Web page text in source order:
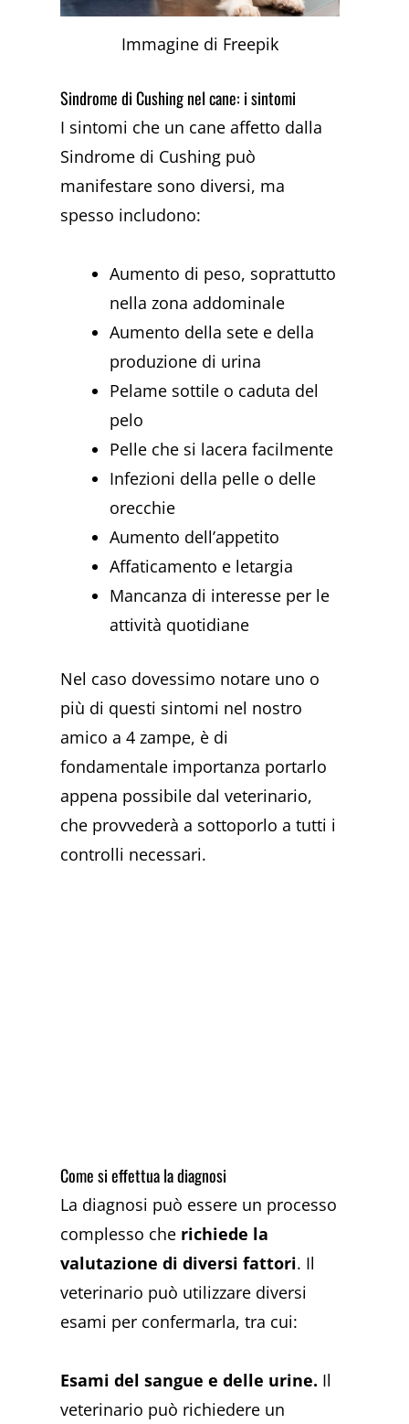
Immagine di Freepik
Sindrome di Cushing nel cane: i sintomi
I sintomi che un cane affetto dalla
Sindrome di Cushing può
manifestare sono diversi, ma
spesso includono:
Aumento di peso, soprattutto
nella zona addominale
Aumento della sete e della
produzione di urina
Pelame sottile o caduta del
pelo
Pelle che si lacera facilmente
Infezioni della pelle o delle
orecchie
Aumento dell’appetito
Affaticamento e letargia
Mancanza di interesse per le
attività quotidiane
Nel caso dovessimo notare uno o
più di questi sintomi nel nostro
amico a 4 zampe, è di
fondamentale importanza portarlo
appena possibile dal veterinario,
che provvederà a sottoporlo a tutti i
controlli necessari.
Come si effettua la diagnosi
La diagnosi può essere un processo
complesso che richiede la
valutazione di diversi fattori. Il
veterinario può utilizzare diversi
esami per confermarla, tra cui:
Esami del sangue e delle urine. Il
veterinario può richiedere un